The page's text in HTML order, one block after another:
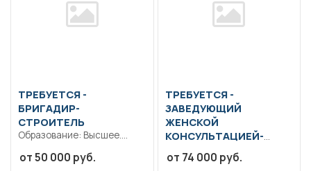
ТРЕБУЕТСЯ -
БРИГАДИР-
СТРОИТЕЛЬ
Образование: Высшее.
Коммуникабельность.
от 50 000 руб.
ТРЕБУЕТСЯ -
ЗАВЕДУЮЩИЙ
ЖЕНСКОЙ
КОНСУЛЬТАЦИЕЙ-
ВРАЧ-АКУШЕР-
ГИНЕКОЛОГ
от 74 000 руб.